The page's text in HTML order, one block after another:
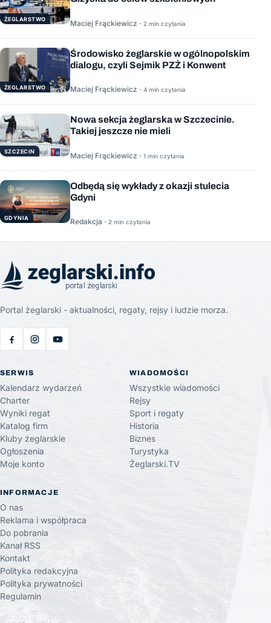
ŻEGLARSTWO Maciej Frąckiewicz · 2 min czytania
ŻEGLARSTWO
Środowisko żeglarskie w ogólnopolskim
dialogu, czyli Sejmik PZŻ i Konwent
Maciej Frąckiewicz · 4 min czytania
SZCZECIN
Nowa sekcja żeglarska w Szczecinie.
Takiej jeszcze nie mieli
Maciej Frąckiewicz · 1 min czytania
GDYNIA
Odbędą się wykłady z okazji stulecia
Gdyni
Redakcja · 2 min czytania
Portal żeglarski - aktualności, regaty, rejsy i ludzie morza.
SERWIS
Kalendarz wydarzeń
Charter
Wyniki regat
Katalog firm
Kluby żeglarskie
Ogłoszenia
Moje konto
WIADOMOŚCI
Wszystkie wiadomości
Rejsy
Sport i regaty
Historia
Biznes
Turystyka
Żeglarski.TV
INFORMACJE
O nas
Reklama i współpraca
Do pobrania
Kanał RSS
Kontakt
Polityka redakcyjna
Polityka prywatności
Regulamin